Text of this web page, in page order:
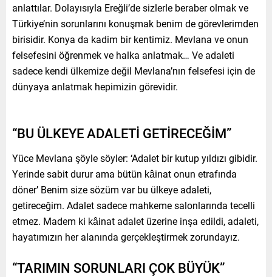
anlattılar. Dolayısıyla Ereğli’de sizlerle beraber olmak ve
Türkiye’nin sorunlarını konuşmak benim de görevlerimden
birisidir. Konya da kadim bir kentimiz. Mevlana ve onun
felsefesini öğrenmek ve halka anlatmak… Ve adaleti
sadece kendi ülkemize değil Mevlana’nın felsefesi için de
dünyaya anlatmak hepimizin görevidir.
“BU ÜLKEYE ADALETİ GETİRECEĞİM”
Yüce Mevlana şöyle söyler: ‘Adalet bir kutup yıldızı gibidir.
Yerinde sabit durur ama bütün kâinat onun etrafında
döner’ Benim size sözüm var bu ülkeye adaleti,
getireceğim. Adalet sadece mahkeme salonlarında tecelli
etmez. Madem ki kâinat adalet üzerine inşa edildi, adaleti,
hayatımızın her alanında gerçekleştirmek zorundayız.
“TARIMIN SORUNLARI ÇOK BÜYÜK”